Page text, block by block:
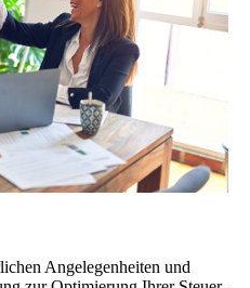
Angelegen­heiten und